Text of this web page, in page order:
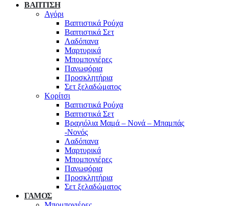
ΒΑΠΤΙΣΗ
Αγόρι
Βαπτιστικά Ρούχα
Βαπτιστικά Σετ
Λαδόπανα
Μαρτυρικά
Μπομπονιέρες
Πανωφόρια
Προσκλητήρια
Σετ ξελαδώματος
Κορίτσι
Βαπτιστικά Ρούχα
Βαπτιστικά Σετ
Βραχιόλια Μαμά – Νονά – Μπαμπάς
-Νονός
Λαδόπανα
Μαρτυρικά
Μπομπονιέρες
Πανωφόρια
Προσκλητήρια
Σετ ξελαδώματος
ΓΑΜΟΣ